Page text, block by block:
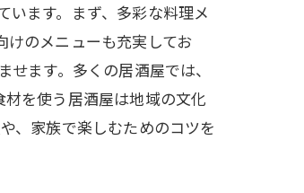
ます。まず、多彩な料理メ
のメニューも充実してお
ます。多くの居酒屋では、
を使う居酒屋は地域の文化
、家族で楽しむためのコツを